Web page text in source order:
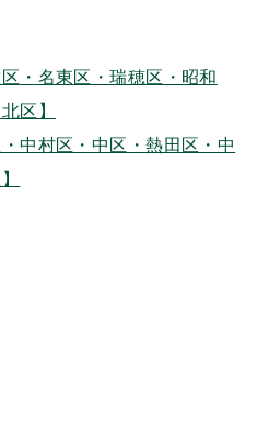
・名東区・瑞穂区・昭和
区】
中村区・中区・熱田区・中